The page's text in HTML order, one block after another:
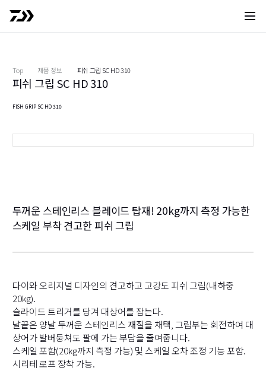
사이
Top 제품 정보 피쉬 그립 SC HD 310
피쉬 그립 SC HD 310
FISH GRIP SC HD 310
두꺼운 스테인리스 블레이드 탑재! 20kg까지 측정 가능한
스케일 부착 견고한 피쉬 그립
다이와 오리지널 디자인의 견고하고 고강도 피쉬 그립(내하중
20kg).
슬라이드 트리거를 당겨 대상어를 잡는다.
날끝은 양날 두꺼운 스테인리스 재질을 채택, 그립부는 회전하여 대
상어가 발버둥쳐도 팔에 가는 부담을 줄여줍니다.
스케일 포함(20kg까지 측정 가능) 및 스케일 오차 조정 기능 포함.
시리테 로프 장착 가능.